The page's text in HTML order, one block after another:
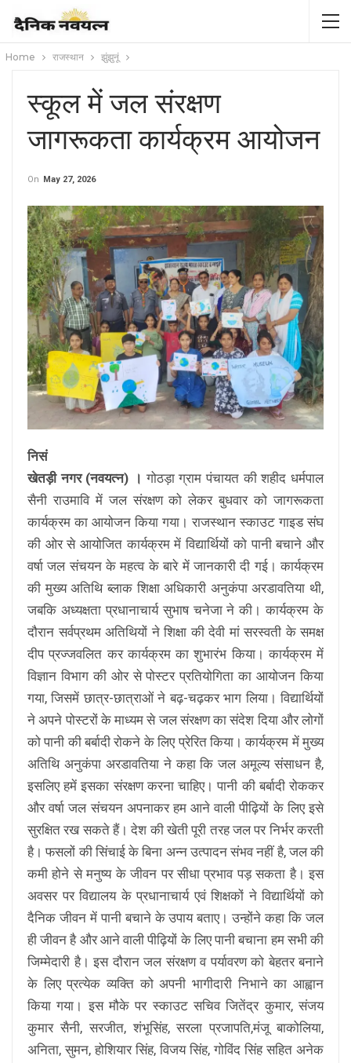
Home राजस्थान झुंझुनूं
स्कूल में जल संरक्षण
जागरूकता कार्यक्रम आयोजन
On May 27, 2026
निसं
खेतड़ी नगर (नवयत्न) । गोठड़ा ग्राम पंचायत की शहीद धर्मपाल
सैनी राउमावि में जल संरक्षण को लेकर बुधवार को जागरूकता
कार्यक्रम का आयोजन किया गया। राजस्थान स्काउट गाइड संघ
की ओर से आयोजित कार्यक्रम में विद्यार्थियों को पानी बचाने और
वर्षा जल संचयन के महत्व के बारे में जानकारी दी गई। कार्यक्रम
की मुख्य अतिथि ब्लाक शिक्षा अधिकारी अनुकंपा अरडावतिया थी,
जबकि अध्यक्षता प्रधानाचार्य सुभाष चनेजा ने की। कार्यक्रम के
दौरान सर्वप्रथम अतिथियों ने शिक्षा की देवी मां सरस्वती के समक्ष
दीप प्रज्जवलित कर कार्यक्रम का शुभारंभ किया। कार्यक्रम में
विज्ञान विभाग की ओर से पोस्टर प्रतियोगिता का आयोजन किया
गया, जिसमें छात्र-छात्राओं ने बढ़-चढ़कर भाग लिया। विद्यार्थियों
ने अपने पोस्टरों के माध्यम से जल संरक्षण का संदेश दिया और लोगों
को पानी की बर्बादी रोकने के लिए प्रेरित किया। कार्यक्रम में मुख्य
अतिथि अनुकंपा अरडावतिया ने कहा कि जल अमूल्य संसाधन है,
इसलिए हमें इसका संरक्षण करना चाहिए। पानी की बर्बादी रोककर
और वर्षा जल संचयन अपनाकर हम आने वाली पीढ़ियों के लिए इसे
सुरक्षित रख सकते हैं। देश की खेती पूरी तरह जल पर निर्भर करती
है। फसलों की सिंचाई के बिना अन्न उत्पादन संभव नहीं है, जल की
कमी होने से मनुष्य के जीवन पर सीधा प्रभाव पड़ सकता है। इस
अवसर पर विद्यालय के प्रधानाचार्य एवं शिक्षकों ने विद्यार्थियों को
दैनिक जीवन में पानी बचाने के उपाय बताए। उन्होंने कहा कि जल
ही जीवन है और आने वाली पीढ़ियों के लिए पानी बचाना हम सभी की
जिम्मेदारी है। इस दौरान जल संरक्षण व पर्यावरण को बेहतर बनाने
के लिए प्रत्येक व्यक्ति को अपनी भागीदारी निभाने का आह्वान
किया गया। इस मौके पर स्काउट सचिव जितेंद्र कुमार, संजय
कुमार सैनी, सरजीत, शंभूसिंह, सरला प्रजापति,मंजू बाकोलिया,
अनिता, सुमन, होशियार सिंह, विजय सिंह, गोविंद सिंह सहित अनेक